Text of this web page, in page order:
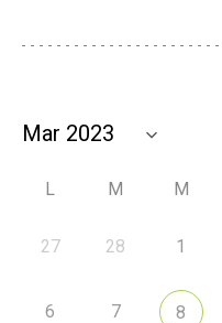
L M M
27 28 1
6 7 8